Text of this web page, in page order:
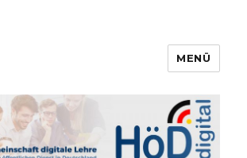
MENÜ